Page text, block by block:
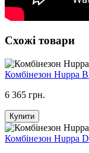
Схожі товари
Комбінезон Huppa
6 365 грн.
Купити
Комбінезон Huppa